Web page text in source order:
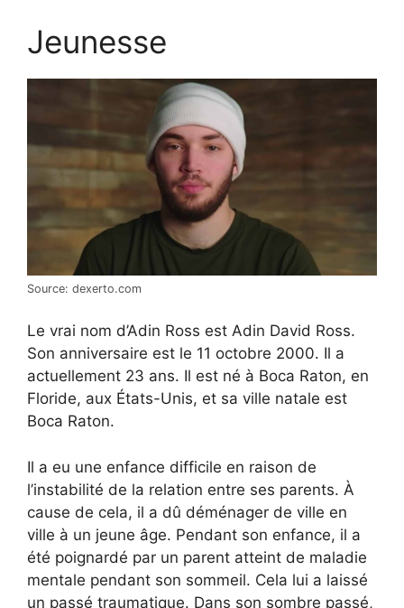
Jeunesse
Source: dexerto.com
Le vrai nom d’Adin Ross est Adin David Ross.
Son anniversaire est le 11 octobre 2000. Il a
actuellement 23 ans. Il est né à Boca Raton, en
Floride, aux États-Unis, et sa ville natale est
Boca Raton.
Il a eu une enfance difficile en raison de
l’instabilité de la relation entre ses parents. À
cause de cela, il a dû déménager de ville en
ville à un jeune âge. Pendant son enfance, il a
été poignardé par un parent atteint de maladie
mentale pendant son sommeil. Cela lui a laissé
un passé traumatique. Dans son sombre passé,